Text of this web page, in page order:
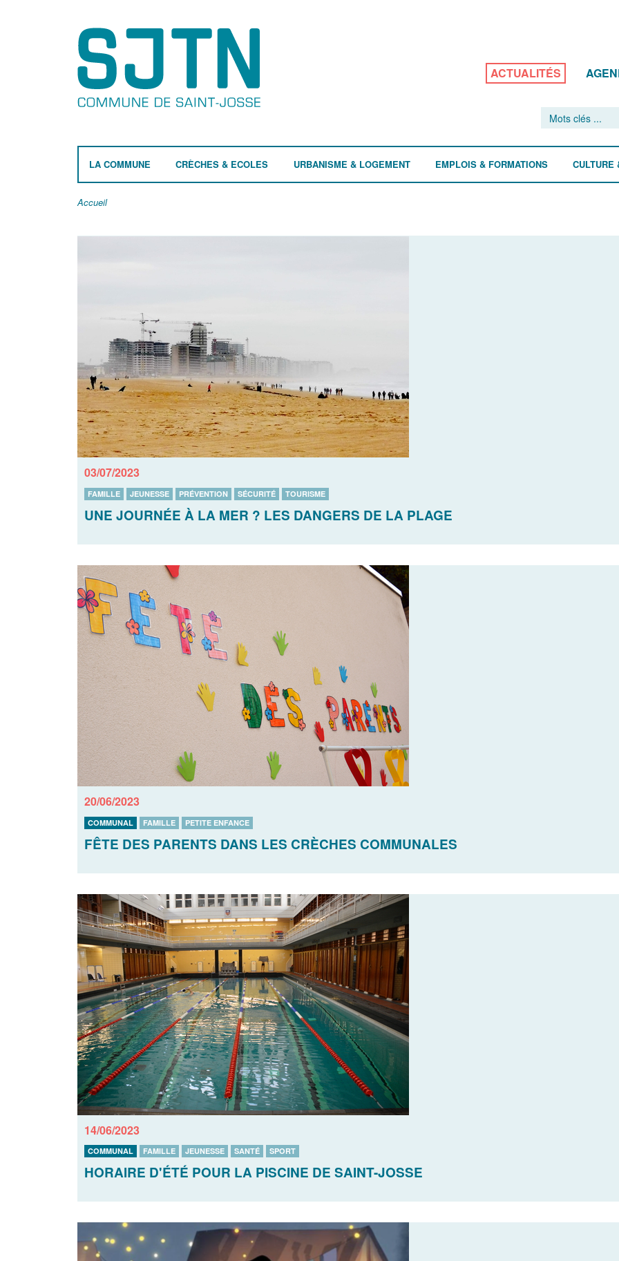
ACTUALITÉS
LA COMMUNE CRÈCHES & ECOLES URBANISME & LOGEMENT EMPLOIS & FORMATIONS CULTURE
Accueil
03/07/2023
FAMILLE JEUNESSE PRÉVENTION SÉCURITÉ TOURISME
UNE JOURNÉE À LA MER ? LES DANGERS DE LA PLAGE
20/06/2023
COMMUNAL FAMILLE PETITE ENFANCE
FÊTE DES PARENTS DANS LES CRÈCHES COMMUNALES
14/06/2023
COMMUNAL FAMILLE JEUNESSE SANTÉ SPORT
HORAIRE D'ÉTÉ POUR LA PISCINE DE SAINT-JOSSE